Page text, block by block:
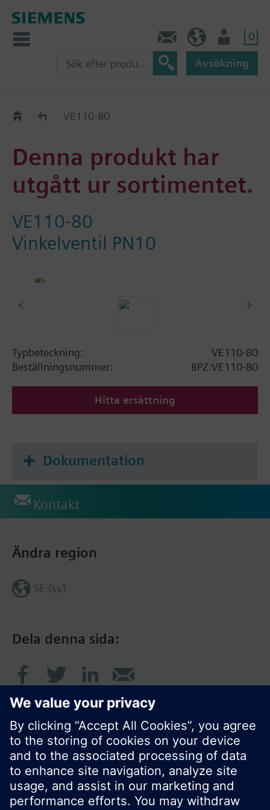
0
Avsökning
Old2NewVE110-80
Denna produkt har
utgått ur sortimentet.
VE110-80
Vinkelventil PN10
Typbeteckning:
VE110-80
Beställningsnummer:
BPZ:VE110-80
Hitta ersättning
Dokumentation
Kontakt
Dela denna sida:
Ändra region
SE (sv)
© Siemens AB, Building Technologies Division,
CPS - 2017